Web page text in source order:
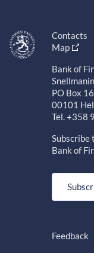
Contacts
Map
Bank of
PO Box
00101
Tel. +358
Subscribe
Bank of
Feedback